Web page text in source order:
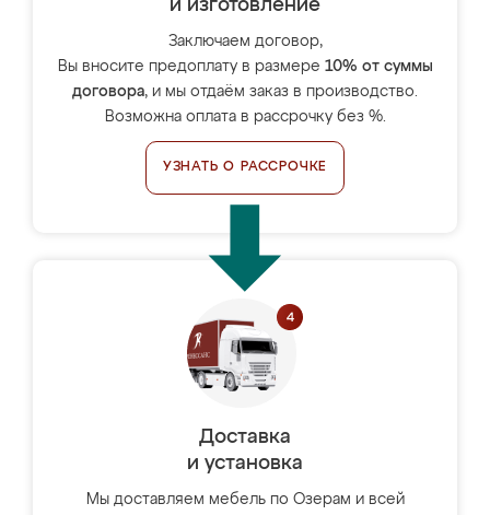
и изготовление
Заключаем договор,
Вы вносите предоплату в размере 10% от суммы
договора, и мы отдаём заказ в производство.
Возможна оплата в рассрочку без %.
УЗНАТЬ О РАССРОЧКЕ
Доставка
и установка
Мы доставляем мебель по Озерам и всей